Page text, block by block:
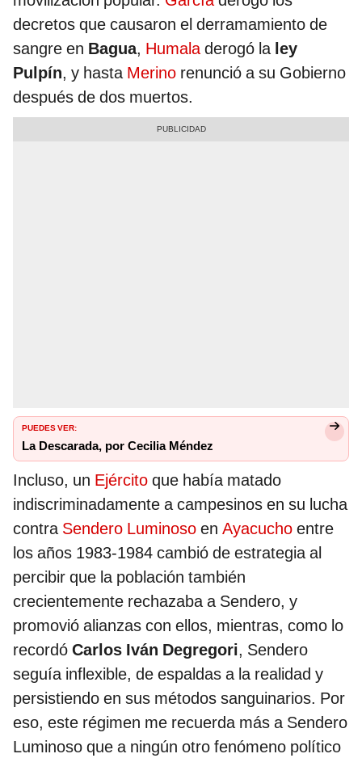
decretos que causaron el derramamiento de
sangre en Bagua, Humaladerogó la ley
Pulpín, y hasta Merino renunció a su Gobierno
después de dos muertos.
PUEDES VER:
La Descarada, por Cecilia Méndez
Incluso, un Ejército que había matado
indiscriminadamente a campesinos en su lucha
contra Sendero Luminoso en Ayacucho entre
los años 1983-1984 cambió de estrategia al
percibir que la población también
crecientemente rechazaba a Sendero, y
promovió alianzas con ellos, mientras, como lo
recordó Carlos Iván Degregori, Sendero
seguía inflexible, de espaldas a la realidad y
persistiendo en sus métodos sanguinarios. Por
eso, este régimen me recuerda más a Sendero
Luminoso que a ningún otro fenómeno político